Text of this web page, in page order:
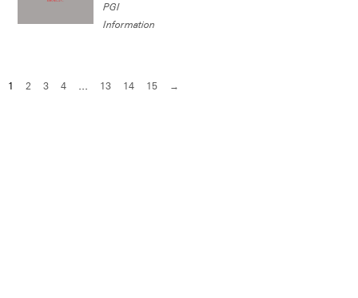
PGI
Information
1 2 3 4 … 13 14 15 →